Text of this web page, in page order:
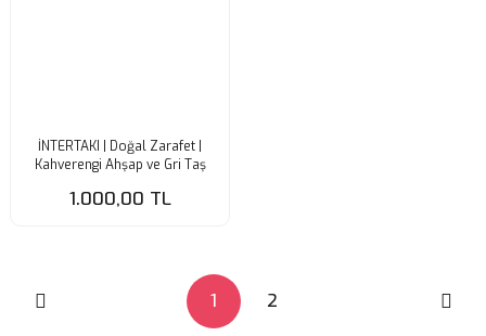
İNTERTAKI | Doğal Zarafet |
Kahverengi Ahşap ve Gri Taş
1.000,00 TL
1 2